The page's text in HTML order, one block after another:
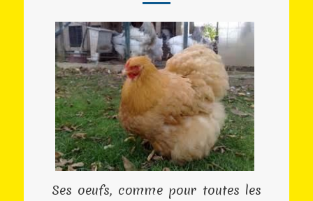
Ses oeufs, comme pour toutes les